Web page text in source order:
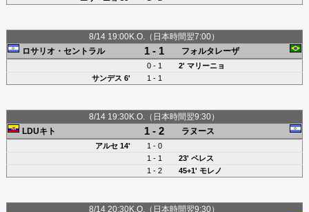
8/14 19:00K.O.（日本時間翌7:00）
ロサリオ・セントラル
1 - 1 フォルタレーザ
0 - 1 2' マリーニョ
サンデス 6'
1 - 1
8/14 19:30K.O.（日本時間翌9:30）
LDUキト
1 - 2 ラヌース
アルセ14'
1 - 0
1 - 1
23' ペレス
1 - 2
45+1' モレノ
8/14 20:30K.O.（日本時間翌9:30）